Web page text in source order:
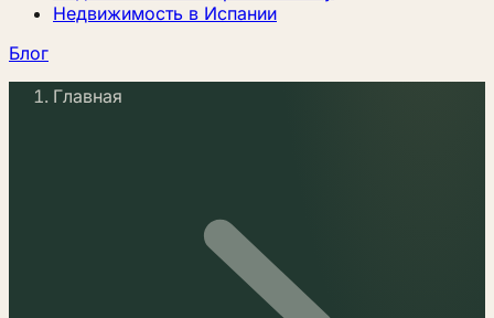
Недвижимость в Испании
Блог
Главная